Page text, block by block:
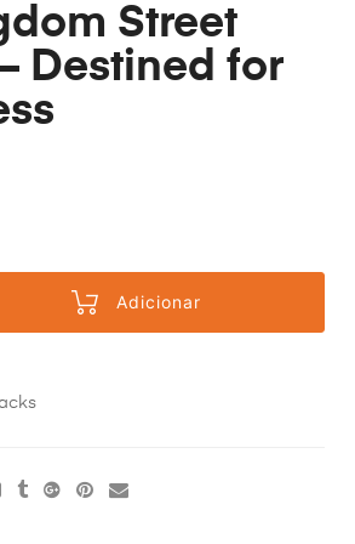
Street
Destined for
Adicionar